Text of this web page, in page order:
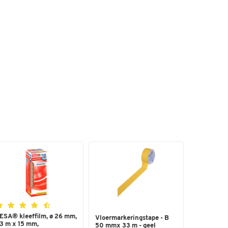
kleeffilm, ø 26 mm,
m x 15 mm,
Vloermarkeringstape - B
50 mmx 33 m - geel